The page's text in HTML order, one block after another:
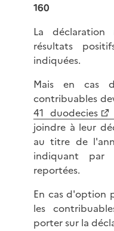
160
La
résultats
indiquées.
Mais en cas
contribuables
41 duodecies
joindre à leur
au titre de
indiquant
reportées.
En cas d'option
les
porter sur la